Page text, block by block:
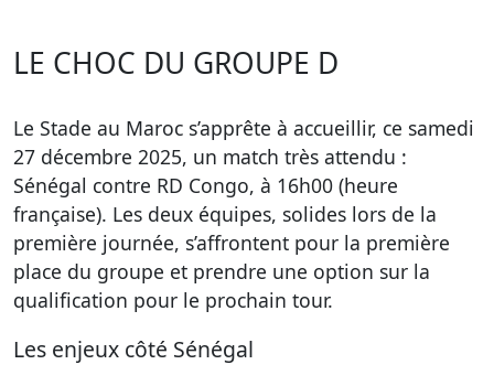
LE CHOC DU GROUPE D
Le Stade au Maroc s’apprête à accueillir, ce samedi
27 décembre 2025, un match très attendu :
Sénégal contre RD Congo, à 16h00 (heure
française). Les deux équipes, solides lors de la
première journée, s’affrontent pour la première
place du groupe et prendre une option sur la
qualification pour le prochain tour.
Les enjeux côté Sénégal